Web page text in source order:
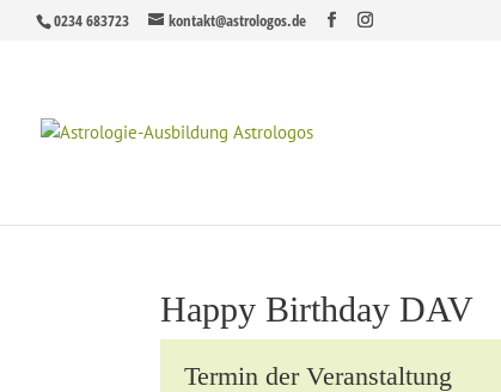
0234 683723 kontakt@astrologos.de
Happy Birthday DAV
Termin der Veranstaltung